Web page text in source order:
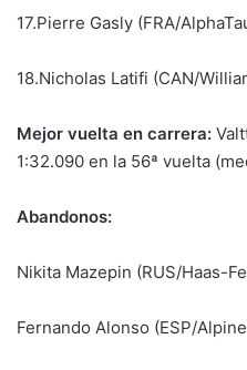
17.Pierre Gasly (FRA/
18.Nicholas Latifi (CAN/
Mejor vuelta en carrera:
1:32.090 en la 56ª vuelta
Abandonos:
Nikita Mazepin (RUS/Haas-
Fernando Alonso (ESP/